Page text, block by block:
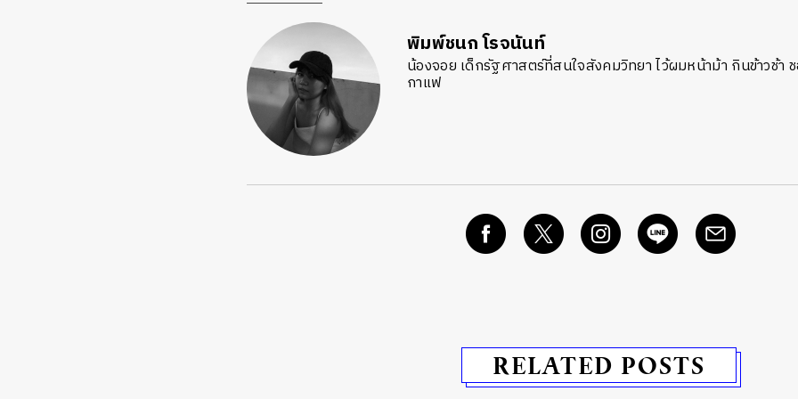
พิมพ์ชนก โรจนันท์
น้องจอย เด็กรัฐศาสตร์ที่สนใจสังคมวิทยา ไว้ผมหน้าม้า กินข้าวช้า
กาแฟ
RELATED POSTS